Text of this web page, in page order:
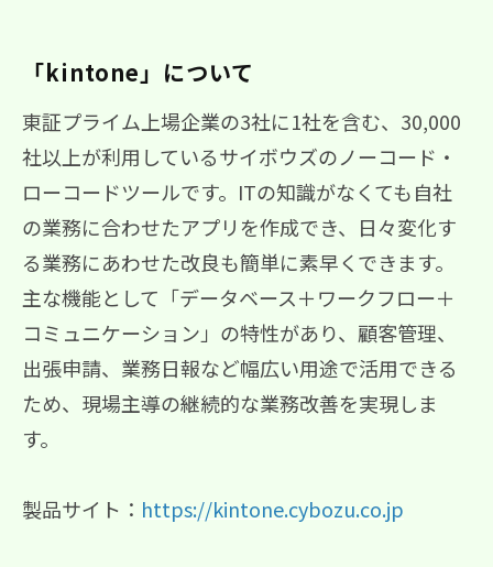
「kintone」について
東証プライム上場企業の3社に1社を含む、30,000
社以上が利用しているサイボウズのノーコード・
ローコードツールです。ITの知識がなくても自社
の業務に合わせたアプリを作成でき、日々変化す
る業務にあわせた改良も簡単に素早くできます。
主な機能として「データベース＋ワークフロー＋
コミュニケーション」の特性があり、顧客管理、
出張申請、業務日報など幅広い用途で活用できる
ため、現場主導の継続的な業務改善を実現しま
す。
製品サイト： https://kintone.cybozu.co.jp